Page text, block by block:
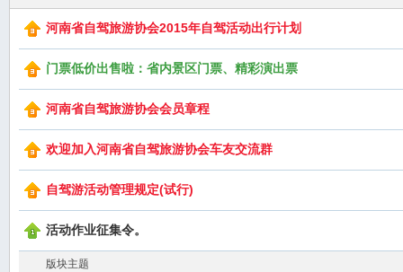
河南省自驾旅游协会2015年自驾活动出行计划
门票低价出售啦：省内景区门票、精彩演出票
河南省自驾旅游协会会员章程
欢迎加入河南省自驾旅游协会车友交流群
自驾游活动管理规定(试行)
活动作业征集令。
版块主题